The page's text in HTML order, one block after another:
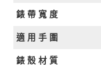
錶 帶 寬 度
適 用 手 圍
錶 殼 材 質